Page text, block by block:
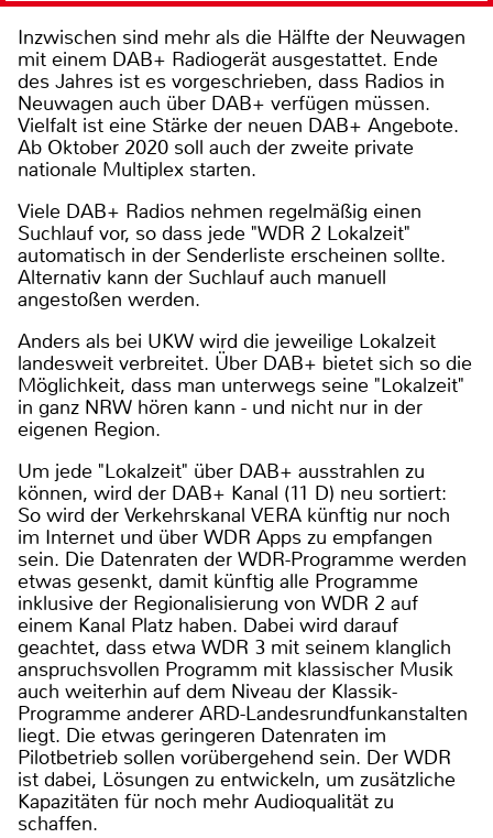
Inzwischen sind mehr als die Hälfte der Neuwagen
mit einem DAB+ Radiogerät ausgestattet. Ende
des Jahres ist es vorgeschrieben, dass Radios in
Neuwagen auch über DAB+ verfügen müssen.
Vielfalt ist eine Stärke der neuen DAB+ Angebote.
Ab Oktober 2020 soll auch der zweite private
nationale Multiplex starten.
Viele DAB+ Radios nehmen regelmäßig einen
Suchlauf vor, so dass jede "WDR 2 Lokalzeit"
automatisch in der Senderliste erscheinen sollte.
Alternativ kann der Suchlauf auch manuell
angestoßen werden.
Anders als bei UKW wird die jeweilige Lokalzeit
landesweit verbreitet. Über DAB+ bietet sich so die
Möglichkeit, dass man unterwegs seine "Lokalzeit"
in ganz NRW hören kann - und nicht nur in der
eigenen Region.
Um jede "Lokalzeit" über DAB+ ausstrahlen zu
können, wird der DAB+ Kanal (11 D) neu sortiert:
So wird der Verkehrskanal VERA künftig nur noch
im Internet und über WDR Apps zu empfangen
sein. Die Datenraten der WDR-Programme werden
etwas gesenkt, damit künftig alle Programme
inklusive der Regionalisierung von WDR 2 auf
einem Kanal Platz haben. Dabei wird darauf
geachtet, dass etwa WDR 3 mit seinem klanglich
anspruchsvollen Programm mit klassischer Musik
auch weiterhin auf dem Niveau der Klassik-
Programme anderer ARD-Landesrundfunkanstalten
liegt. Die etwas geringeren Datenraten im
Pilotbetrieb sollen vorübergehend sein. Der WDR
ist dabei, Lösungen zu entwickeln, um zusätzliche
Kapazitäten für noch mehr Audioqualität zu
schaffen.